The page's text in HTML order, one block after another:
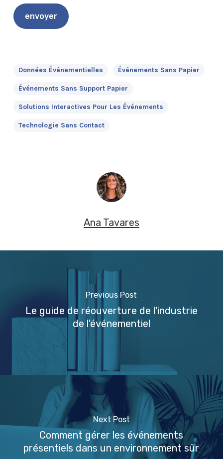
Données Événementielles Événements Sans Papier
Événements Sans Support Papier
Solutions Interactives Pour Les Événements
Technologie Sans Contact
Ana Tavares
Previous Post
Le guide de réouverture de l'industrie
de l'événementiel
Next Post
Comment gérer les événements
présentiels dans un environnement sûr